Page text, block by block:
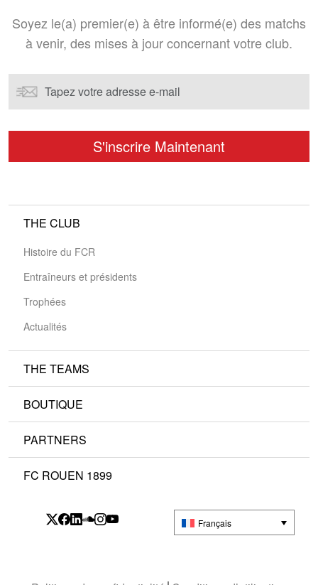
Soyez le(a) premier(e) à être informé(e) des matchs
à venir, des mises à jour concernant votre club.
THE CLUB
Histoire du FCR
Entraîneurs et présidents
Trophées
Actualités
THE TEAMS
BOUTIQUE
PARTNERS
FC ROUEN 1899
Français